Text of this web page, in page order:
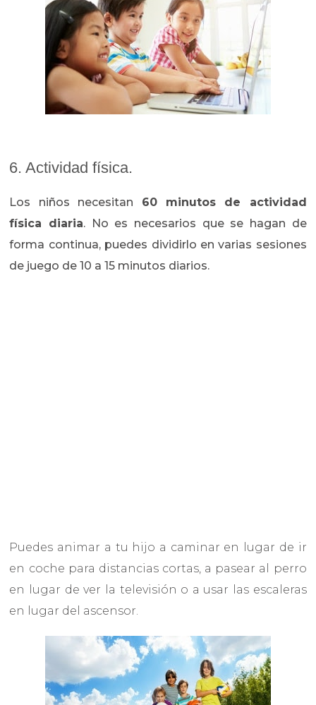
6. Actividad física.
Los niños necesitan 60 minutos de actividad
física diaria. No es necesarios que se hagan de
forma continua, puedes dividirlo en varias sesiones
de juego de 10 a 15 minutos diarios.
Puedes animar a tu hijo a caminar en lugar de ir
en coche para distancias cortas, a pasear al perro
en lugar de ver la televisión o a usar las escaleras
en lugar del ascensor.